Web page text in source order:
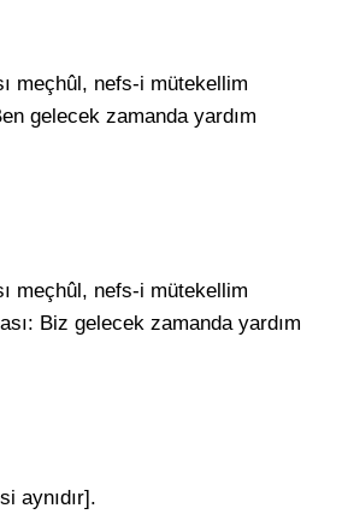
meçhûl, nefs-i mütekellim
gelecek zamanda yardım
meçhûl, nefs-i mütekellim
Biz gelecek zamanda yardım
aynıdır].